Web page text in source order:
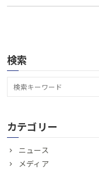
検索
カテゴリー
ニュース
メディア